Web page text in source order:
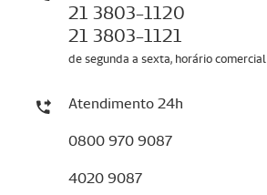
21 3803-1120
21 3803-1121
de segunda a sexta, horário comercial
Atendimento 24h
0800 970 9087
4020 9087